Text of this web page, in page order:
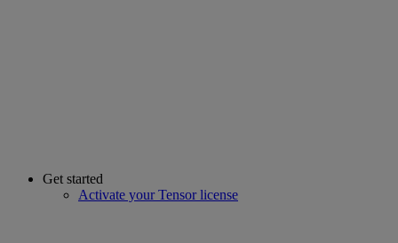
Get started
Activate your Tensor license